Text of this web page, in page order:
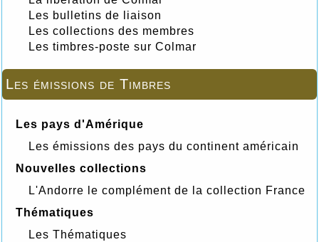
Les bulletins de liaison
Les collections des membres
Les timbres-poste sur Colmar
Les émissions de Timbres
Les pays d'Amérique
Les émissions des pays du continent américain
Nouvelles collections
L'Andorre le complément de la collection France
Thématiques
Les Thématiques